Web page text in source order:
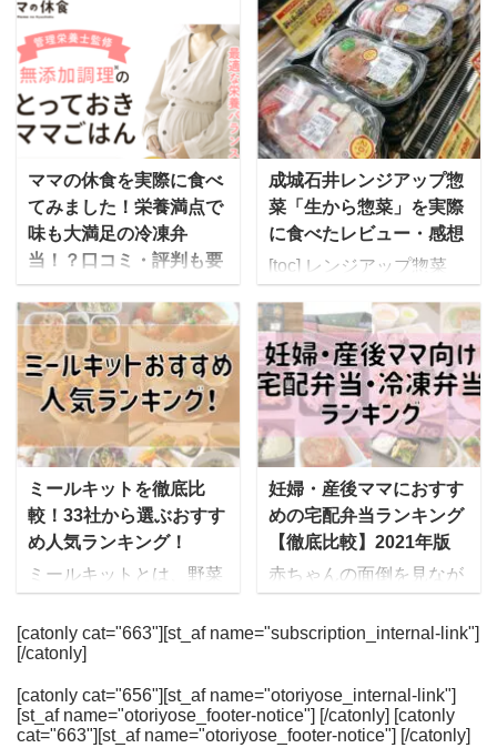
大変… という方におすす
めなのが、美味しくて栄
養バランスの良いお弁当
を届けてくれる「宅配弁
当サービス」です。 こん
なときに！ 高齢者の一人
暮らしになってから、毎
日3食をしっかり準備す
るのは手間 食事制限をす
るように指導されたけれ
るのは大変 自分で料理を
しているといつの間にか
栄養バランスが偏りがち
で不安 今では食事宅配サ
ービスに参入する会社も
増えてきました。でも、
似てる点も多くどれを選
んだらいいかわからな
い…という人も多いと思
います。 これまで30社
以上の宅配弁当 ...
は、合成保存料無添加の
安心感と味にこだわった
実力派の食事宅配サービ
スです。 流水解凍・湯せ
んなどで簡単に準備が出
来るので、高齢者の方や
忙しい主婦だけでなく、
一人暮らしで料理の手間
を省きたい人たちからも
の気になる口コミ・評判
や、おかずの評価、使い
勝手に関する疑問につい
ても答えていきます。
mealee編集部で実際にわ
んまいるを注文して食べ
たときの料理の写真や、
味の感想を詳しくお伝え
します。 [toc] わんまいる
の特徴 まず最初にわんま
いる ...
ママの休食を実際に食べ
てみました！栄養満点で
味も大満足の冷凍弁
当！？口コミ・評判も要
チェックです！
ママの休食は管理栄養士
が監修した無添加のお弁
当を届けてくれる、冷凍
宅食サービスです。その
名前の通り、徹底的に妊
娠中・産後のママのため
に考えて作られたお弁当
となっています。 妊娠中
一番つらい家事といわれ
は生まれています。 冷凍
弁当なのでいつでも食べ
れる・簡単に準備出来
る・洗い物も簡単です。
成城石井レンジアップ惣
菜「生から惣菜」を実際
に食べたレビュー・感想
[toc] レンジアップ惣菜
を求めて成城石井の店舗
へ スーパーマーケット成
城石井は、直輸入ワイ
ン、チーズ、自家製惣
菜、生鮮食品、輸入菓子
など、日本だけでなく海
外各地から取り寄せた、
選りすぐりの食品をそろ
えていることで有名で
メージですね。 その成城
レー製造メーカー最大手
のエフピコ社と組んで販
ミールキットを徹底比
較！33社から選ぶおすす
め人気ランキング！
ミールキットとは、野菜
理に必要な食材やレシピ
が一揃えになった商品の
がされています。 買い物
に行く手間が省ける上に
妊婦・産後ママにおすす
めの宅配弁当ランキング
【徹底比較】2021年版
赤ちゃんの面倒を見なが
大変、という産後ママに
お弁当を届けてくれる
「宅配弁当・食事宅配サ
[catonly cat="663"][st_af name="subscription_internal-link"]
[/catonly]
[catonly cat="656"][st_af name="otoriyose_internal-link"]
[st_af name="otoriyose_footer-notice"] [/catonly] [catonly
cat="663"][st_af name="otoriyose_footer-notice"] [/catonly]